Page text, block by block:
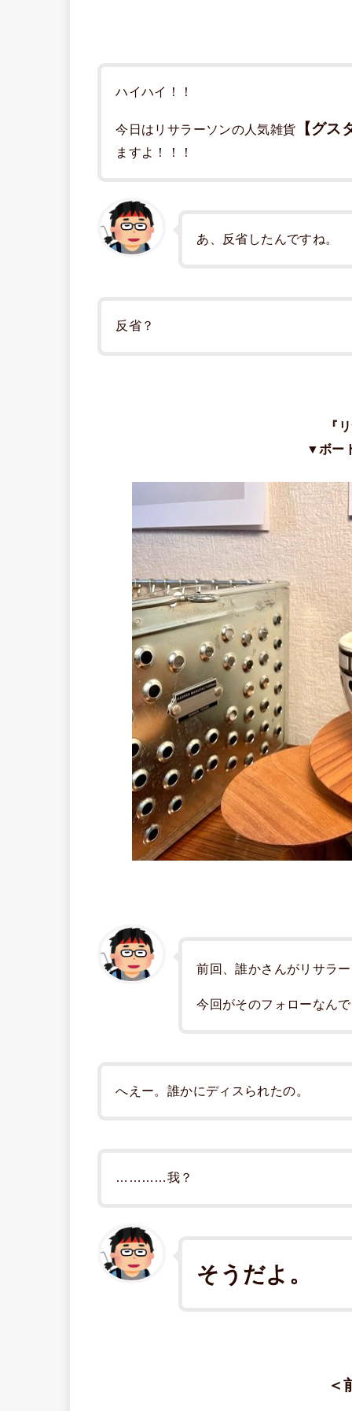
ハイハイ！！
今日はリサラーソンの人気雑貨 【グス
ますよ！！！
あ、反省したんですね。
反省？
『
▼ボー
前回、誰かさんがリサラ
今回がそのフォローなん
へえー。誰かにディスられたの。
…………我？
そうだよ。
＜